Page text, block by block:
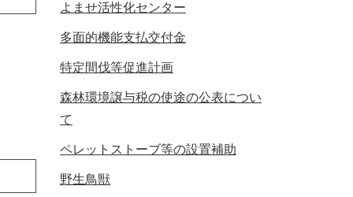
よませ活性化センター
多面的機能支払交付金
特定間伐等促進計画
森林環境譲与税の使途の公表につい
て
ペレットストーブ等の設置補助
野生鳥獣